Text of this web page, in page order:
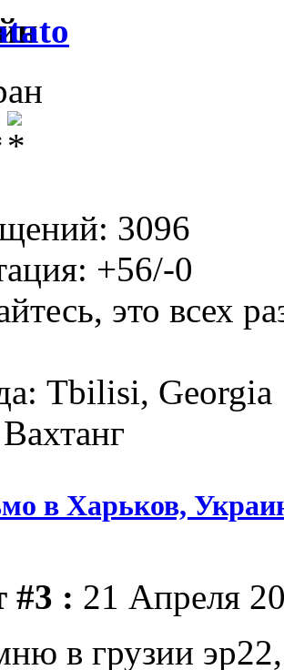
3096
+56/-0
это всех
Tbilisi, Georgia
в Харьков,
#3 : 21 Апреля
в грузии